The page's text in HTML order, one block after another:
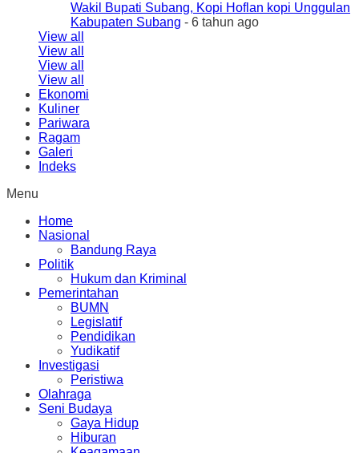
Wakil Bupati Subang, Kopi Hoflan kopi Unggulan
Kabupaten Subang - 6 tahun ago
View all
View all
View all
View all
Ekonomi
Kuliner
Pariwara
Ragam
Galeri
Indeks
Menu
Home
Nasional
Bandung Raya
Politik
Hukum dan Kriminal
Pemerintahan
BUMN
Legislatif
Pendidikan
Yudikatif
Investigasi
Peristiwa
Olahraga
Seni Budaya
Gaya Hidup
Hiburan